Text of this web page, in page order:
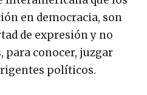
en democracia, son
de expresión y no
conocer, juzgar
políticos.